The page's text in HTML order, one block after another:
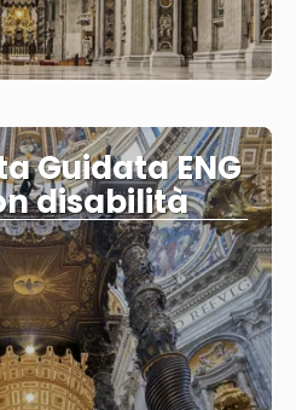
Guidata ENG
disabilità